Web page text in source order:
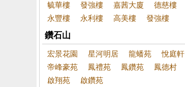
毓華樓
發強樓 嘉茜大廈
德慈樓
永豐樓
永利樓 高美樓 發強樓
鑽石山
宏景花園 星河明居 龍蟠苑
悅庭軒
帝峰豪苑
鳳禮苑 鳳鑽苑
鳳德村
啟翔苑
啟鑽苑